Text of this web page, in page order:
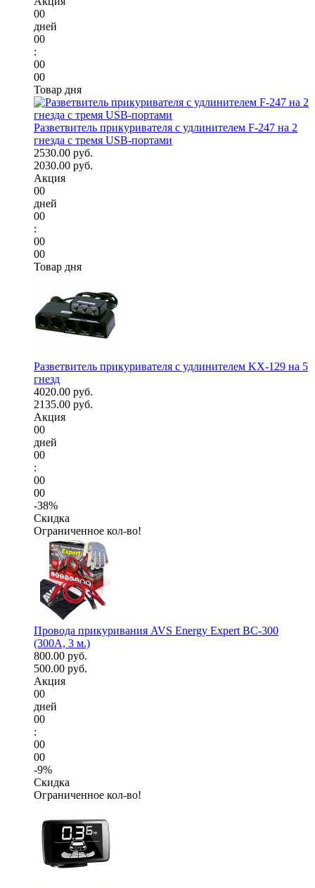
00
дней
00
:
00
00
Товар дня
Разветвитель прикуривателя с удлинителем F-247 на 2
гнезда с тремя USB-портами
2530.00 руб.
2030.00 руб.
Акция
00
дней
00
:
00
00
Товар дня
Разветвитель прикуривателя с удлинителем KX-129 на 5
гнезд
4020.00 руб.
2135.00 руб.
Акция
00
дней
00
:
00
00
-38%
Скидка
Ограниченное кол-во!
Провода прикуривания AVS Energy Expert BC-300
(300А, 3 м.)
800.00 руб.
500.00 руб.
Акция
00
дней
00
:
00
00
-9%
Скидка
Ограниченное кол-во!